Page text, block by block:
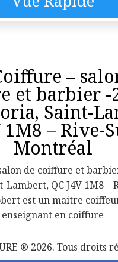
–
et barbier -
Saint-
1M8 – Rive-
Montréal
de coiffure et
QC J4V 1M8 –
est un maitre
enseignant en coiffure
® 2026. Tous droits